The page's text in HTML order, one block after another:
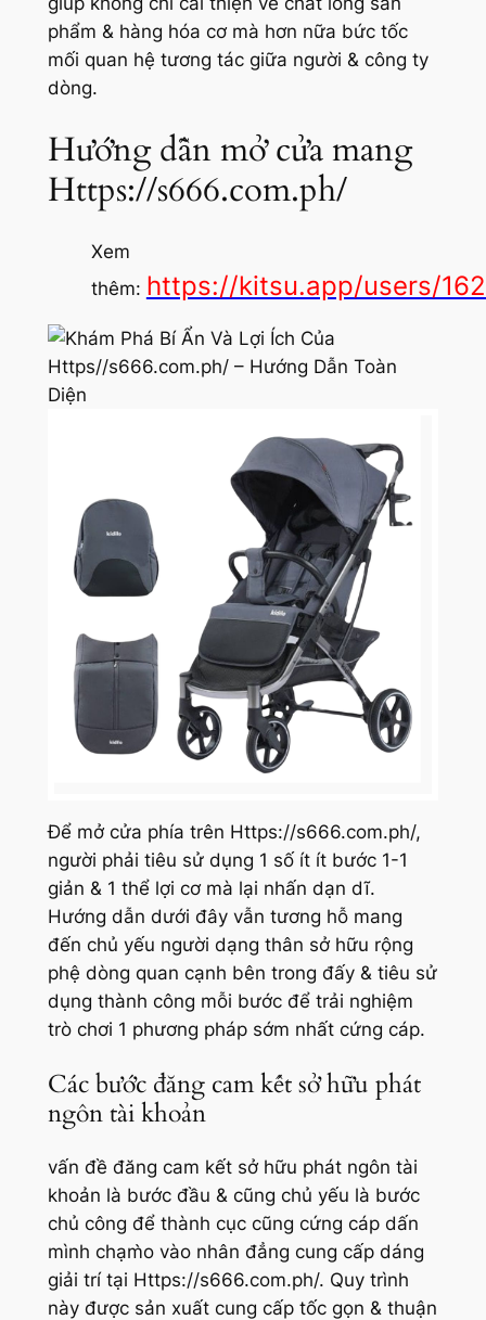
phẩm & hàng hóa cơ mà hơn nữa bức tốc
mối quan hệ tương tác giữa người & công ty
dòng.
Hướng dẫn mở cửa mang
Https://s666.com.ph/
Xem
thêm: https://kitsu.app/users/
Để mở cửa phía trên Https://s666.com.ph/,
người phải tiêu sử dụng 1 số ít ít bước 1-1
giản & 1 thể lợi cơ mà lại nhấn dạn dĩ.
Hướng dẫn dưới đây vẫn tương hỗ mang
đến chủ yếu người dạng thân sở hữu rộng
phệ dòng quan cạnh bên trong đấy & tiêu sử
dụng thành công mỗi bước để trải nghiệm
trò chơi 1 phương pháp sớm nhất cứng cáp.
Các bước đăng cam kết sở hữu phát
ngôn tài khoản
vấn đề đăng cam kết sở hữu phát ngôn tài
khoản là bước đầu & cũng chủ yếu là bước
chủ công để thành cục cũng cứng cáp dấn
mình chạm̀o vào nhân đẳng cung cấp dáng
giải trí tại Https://s666.com.ph/. Quy trình
này được sản xuất cung cấp tốc gọn & thuận